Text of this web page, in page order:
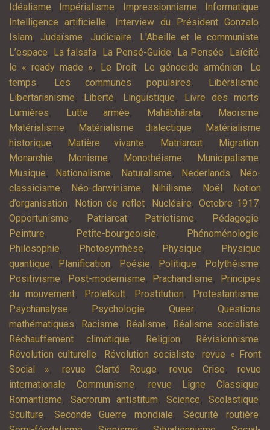
Idéalisme, Impérialisme, Impressionnisme, Informatique,
Intelligence artificielle, Interview du Président Gonzalo,
Islam, Judaïsme, Judiciaire, L'Abeille et le communiste,
L’espace, La falsafa, La Pensé-Guide, La Pensée, Laïcité,
le « ready made », Le Droit, Le génocide arménien,
Le
temps, Les communes populaires, Libéralisme,
Libertarianisme, Liberté, Linguistique, Livre des morts,
Lumières, Lutte armée, Mahâbhârata, Maoïsme,
Matérialisme, Matérialisme dialectique,
Matérialisme
historique, Matière vivante, Matriarcat, Migration,
Monarchie, Monisme, Monothéisme, Municipalisme,
Musique, Nationalisme, Naturalisme, Nederlands,
Néo-
classicisme, Néo-darwinisme, Nihilisme, Noël ,
Notion
d’organisation, Notion de reflet, Nucléaire, Octobre 1917,
Opportunisme, Patriarcat, Patriotisme, Pédagogie,
Peinture, Petite-bourgeoisie, Phénoménologie,
Philosophie, Photosynthèse, Physique,
Physique
quantique, Planification, Poésie, Politique, Polythéisme,
Positivisme, Post-modernisme, Prachandisme,
Principes
du mouvement, Proletkult, Prostitution, Protestantisme,
Psychanalyse, Psychologie, Queer,Questions
mathématiques, Racisme, Réalisme, Réalisme socialiste,
Réchauffement climatique, Religion, Révisionnisme,
Révolution culturelle, Révolution socialiste,revue « Front
Social », revue Clarté Rouge, revue Crise, revue
internationale Communisme, revue Ligne Classique,
Romantisme,Sacrorum antistitum, Science, Scolastique,
Sculture, Seconde Guerre mondiale,Sécurité routière,